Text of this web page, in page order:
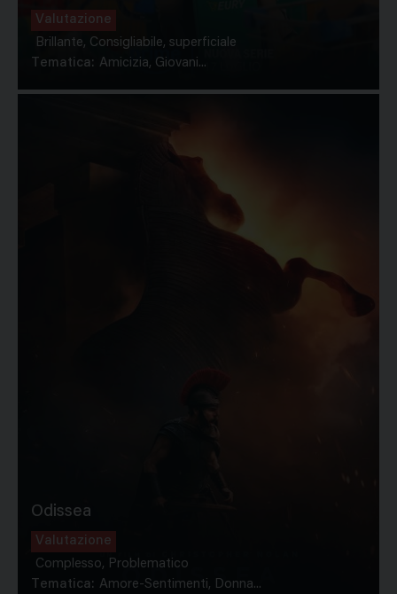
Valutazione
Brillante, Consigliabile, superficiale
Tematica: Amicizia, Giovani...
Odissea
Valutazione
Complesso, Problematico
Tematica: Amore-Sentimenti, Donna...